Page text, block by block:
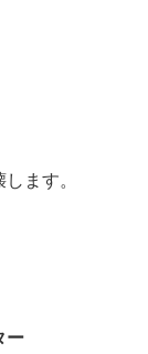
ます。
ー